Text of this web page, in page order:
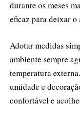
durante os meses
eficaz para deixar o
Adotar medidas
ambiente sempre
temperatura
umidade e
confortável e